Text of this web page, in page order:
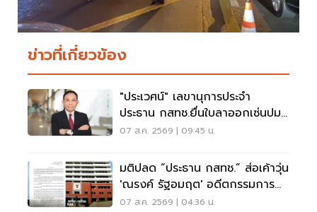
ข่าวที่เกี่ยวข้อง
"ประเวศน์" เลขานุการประจำ
ประธาน กสทช.ยื่นใบลาออกเซ่นปม
คุณสมบัตินพ.สรณ
07 ส.ค. 2569 | 09:45 น.
มติปลด “ประธาน กสทช.” ส่อเค้าวุ่น
'ณรงค์ รัฐอมฤต' อดีตกรรมการ
สรรหาโต้ข้อวินิจฉัย
07 ส.ค. 2569 | 04:36 น.